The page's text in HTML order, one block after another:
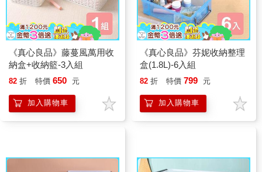
《真心良品》藤蔓風萬用收
納盒+收納籃-3入組
82 折 特價 650 元
加入購物車
《真心良品》芬妮收納整理
盒(1.8L)-6入組
82 折 特價 799 元
加入購物車